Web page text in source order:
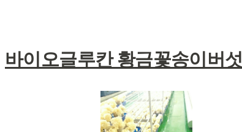
바이오글루칸 황금꽃송이버섯